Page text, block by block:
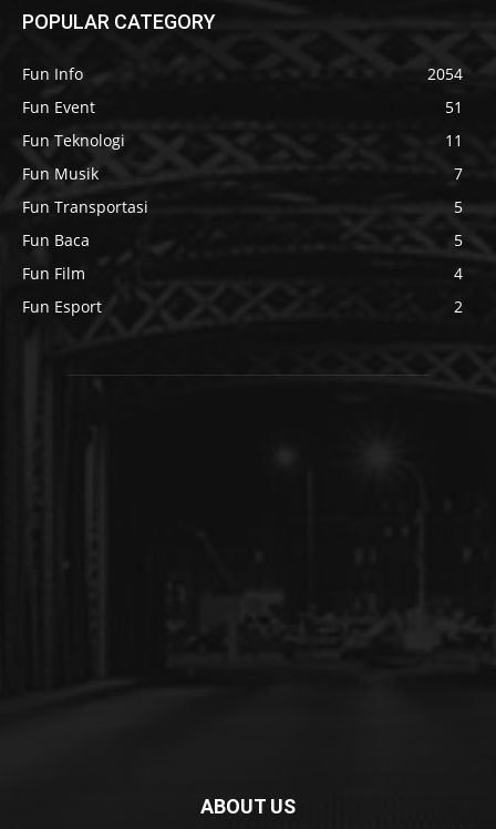
POPULAR CATEGORY
Fun Info
2054
Fun Event
51
Fun Teknologi
11
Fun Musik
7
Fun Transportasi
5
Fun Baca
5
Fun Film
4
Fun Esport
2
ABOUT US